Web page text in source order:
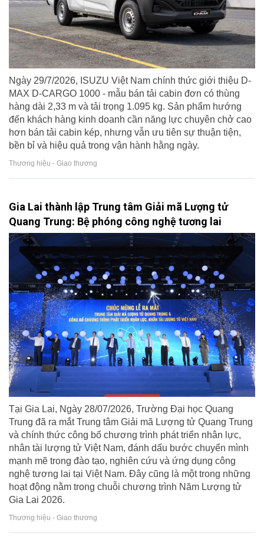
Ngày 29/7/2026, ISUZU Việt Nam chính thức giới thiệu D-
MAX D-CARGO 1000 - mẫu bán tải cabin đơn có thùng
hàng dài 2,33 m và tải trọng 1.095 kg. Sản phẩm hướng
đến khách hàng kinh doanh cần năng lực chuyên chở cao
hơn bán tải cabin kép, nhưng vẫn ưu tiên sự thuận tiện,
bền bỉ và hiệu quả trong vận hành hằng ngày.
Thương hiệu - Giao thương
Gia Lai thành lập Trung tâm Giải mã Lượng tử
Quang Trung: Bệ phóng công nghệ tương lai
Tại Gia Lai, Ngày 28/07/2026, Trường Đại học Quang
Trung đã ra mắt Trung tâm Giải mã Lượng tử Quang Trung
và chính thức công bố chương trình phát triển nhân lực,
nhân tài lượng tử Việt Nam, đánh dấu bước chuyển mình
mạnh mẽ trong đào tạo, nghiên cứu và ứng dụng công
nghệ tương lai tại Việt Nam. Đây cũng là một trong những
hoạt động nằm trong chuỗi chương trình Năm Lượng tử
Gia Lai 2026.
Thương hiệu - Giao thương